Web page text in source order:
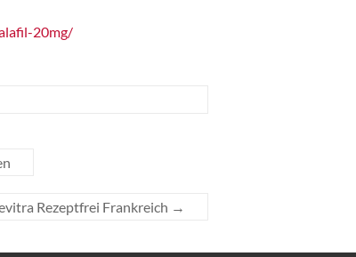
20mg/
Rezeptfrei Frankreich →